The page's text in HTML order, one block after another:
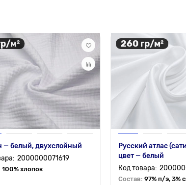
м²
— белый, двухслойный
2000000071619
100% хлопок
260 гр/м²
Русский атлас
цвет — белый
Состав: 97% п/э, 3%